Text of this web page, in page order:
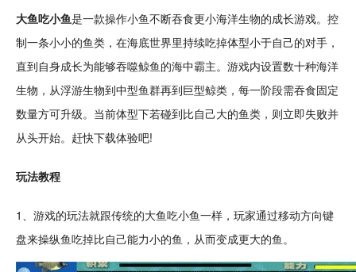
大鱼吃小鱼是一款操作小鱼不断吞食更小海洋生物的成长游戏。控
制一条小小的鱼类，在海底世界里持续吃掉体型小于自己的对手，
直到自身成长为能够吞噬鲸鱼的海中霸主。游戏内设置数十种海洋
生物，从浮游生物到中型鱼群再到巨型鲸类，每一阶段需吞食固定
数量方可升级。当前体型下若碰到比自己大的鱼类，则立即失败并
从头开始。赶快下载体验吧!
玩法教程
1、游戏的玩法就跟传统的大鱼吃小鱼一样，玩家通过移动方向键
盘来操纵鱼吃掉比自己能力小的鱼，从而变成更大的鱼。